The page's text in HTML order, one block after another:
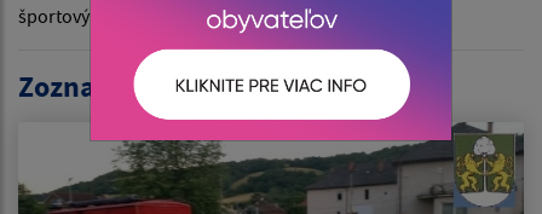
športový zážitok a ukážku schopností našich hasičov.
Zoznam organizácií: